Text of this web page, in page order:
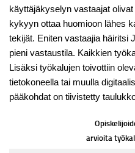
käyttäjäkyselyn vastaajat
kykyyn ottaa huomioon lähes
tekijät. Eniten vastaajia häiritsi
pieni vastaustila. Kaikkien
Lisäksi työkalujen toivottiin
tietokoneella tai muulla
pääkohdat on tiivistetty
arvioita